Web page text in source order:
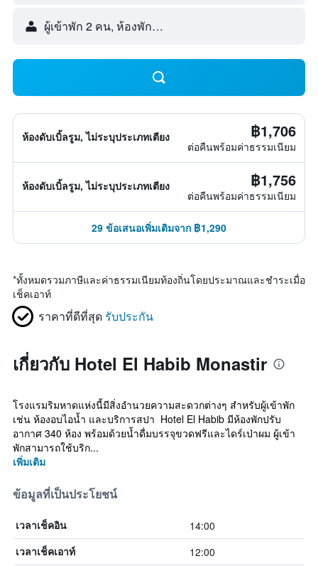
ผู้เข้าพัก 2 คน, ห้องพัก 1 ห้อง
ห้องดับเบิ้ลรูม, ไม่ระบุประเภทเตียง ฿1,706
ต่อคืนพร้อมค่าธรรมเนียม
ห้องดับเบิ้ลรูม, ไม่ระบุประเภทเตียง ฿1,756
ต่อคืนพร้อมค่าธรรมเนียม
29 ข้อเสนอเพิ่มเติมจาก ฿1,290
*ทั้งหมดรวมภาษีและค่าธรรมเนียมท้องถิ่นโดยประมาณและชำระเมื่อ
เช็คเอาท์
ราคาที่ดีที่สุด รับประกัน
เกี่ยวกับ Hotel El Habib Monastir
โรงแรมริมหาดแห่งนี้มีสิ่งอำนวยความสะดวกต่างๆ สำหรับผู้เข้าพัก
เช่น ห้องอบไอน้ำ และบริการสปา Hotel El Habib มีห้องพักปรับ
อากาศ 340 ห้อง พร้อมด้วยน้ำดื่มบรรจุขวดฟรีและไดร์เป่าผม ผู้เข้า
พักสามารถใช้บริก...
เพิ่มเติม
ข้อมูลที่เป็นประโยชน์
เวลาเช็คอิน 14:00
เวลาเช็คเอาท์ 12:00